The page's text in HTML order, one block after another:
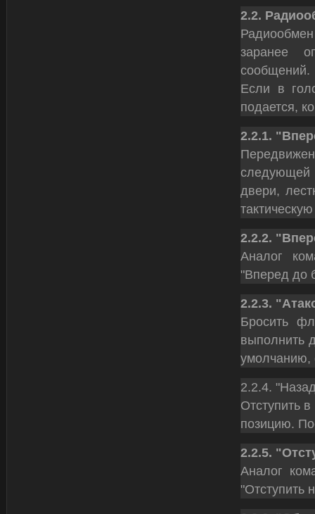
2.2.
заранее
сообщений.
Если в
подается,
2.2.1.
следующей
двери,
2.2.2.
Аналог
"Вперед до
2.2.3.
Бросить
выполнить
умолчанию,
2.2.4.
Отступить
позицию.
2.2.5.
Аналог
"Отступить